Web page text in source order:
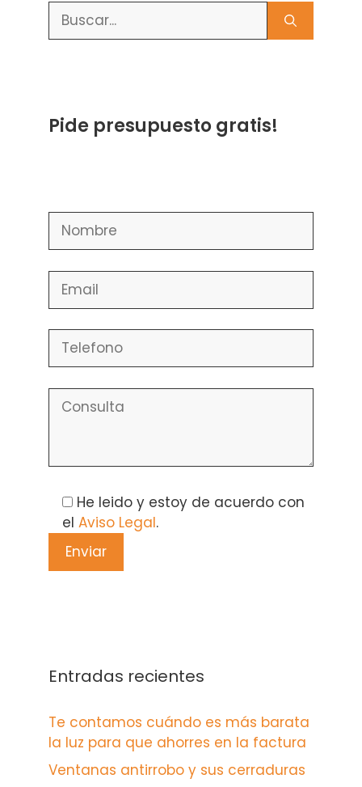
Buscar:
Pide presupuesto gratis!
He leido y estoy de acuerdo con
el Aviso Legal.
Entradas recientes
Te contamos cuándo es más barata
la luz para que ahorres en la factura
Ventanas antirrobo y sus cerraduras